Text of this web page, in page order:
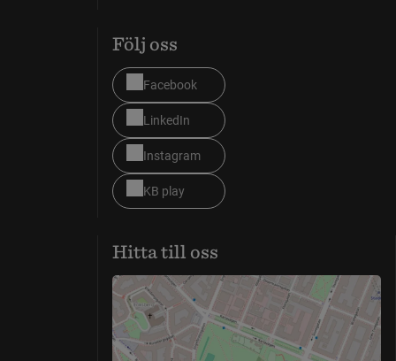
Följ oss
Facebook
LinkedIn
Instagram
KB play
Hitta till oss